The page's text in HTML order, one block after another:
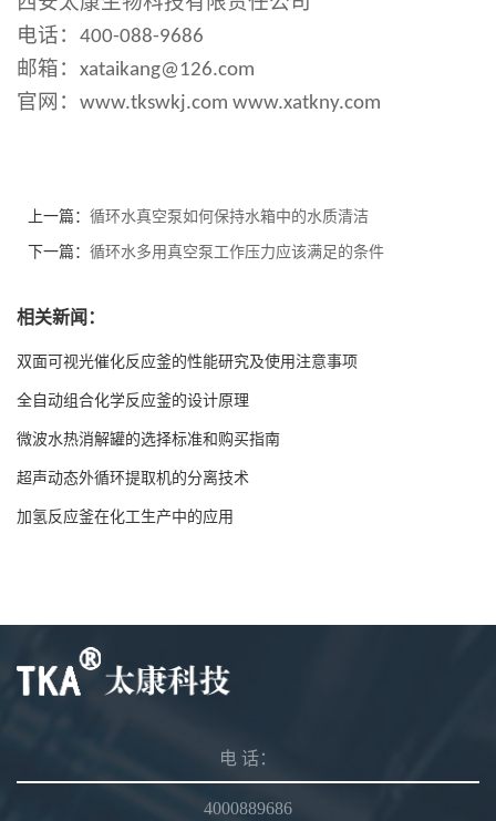
电话： 400-088-9686
邮箱： xataikang@126.com
官网： www.tkswkj.com www.xatkny.com
上一篇： 循环水真空泵如何保持水箱中的水质清洁
下一篇： 循环水多用真空泵工作压力应该满足的条件
相关新闻：
双面可视光催化反应釜的性能研究及使用注意事项
全自动组合化学反应釜的设计原理
微波水热消解罐的选择标准和购买指南
超声动态外循环提取机的分离技术
加氢反应釜在化工生产中的应用
电 话：
4000889686